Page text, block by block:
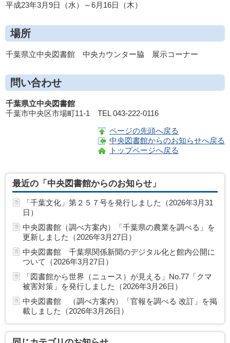
平成23年3月9日（水）～6月16日（木）
場所
千葉県立中央図書館 中央カウンター脇 展示コーナー
問い合わせ
千葉県立中央図書館
千葉市中央区市場町11-1 TEL 043-222-0116
ページの先頭へ戻る
中央図書館からのお知らせへ戻る
トップページへ戻る
最近の「中央図書館からのお知らせ」
「千葉文化」第２５７号を発行しました（2026年3月31
日）
中央図書館（調べ方案内）「千葉県の農業を調べる」を
更新しました（2026年3月27日）
中央図書館 千葉県関係新聞のデジタル化と館内公開に
ついて（2026年3月27日）
「図書館から世界（ニュース）が見える」No.77「クマ
被害対策」を発行しました（2026年3月26日）
中央図書館 （調べ方案内）「官報を調べる 改訂」を掲
載しました（2026年3月26日）